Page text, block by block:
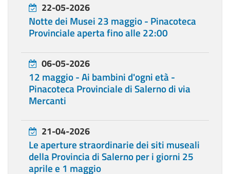
22-05-2026
Notte dei Musei 23 maggio - Pinacoteca
Provinciale aperta fino alle 22:00
06-05-2026
12 maggio - Ai bambini d'ogni età -
Pinacoteca Provinciale di Salerno di via
Mercanti
21-04-2026
Le aperture straordinarie dei siti museali
della Provincia di Salerno per i giorni 25
aprile e 1 maggio